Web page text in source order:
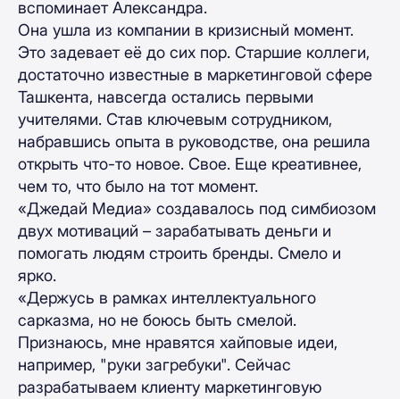
вспоминает Александра.
Она ушла из компании в кризисный момент.
Это задевает её до сих пор. Старшие коллеги,
достаточно известные в маркетинговой сфере
Ташкента, навсегда остались первыми
учителями. Став ключевым сотрудником,
набравшись опыта в руководстве, она решила
открыть что-то новое. Свое. Еще креативнее,
чем то, что было на тот момент.
«Джедай Медиа» создавалось под симбиозом
двух мотиваций – зарабатывать деньги и
помогать людям строить бренды. Смело и
ярко.
«Держусь в рамках интеллектуального
сарказма, но не боюсь быть смелой.
Признаюсь, мне нравятся хайповые идеи,
например, "руки загребуки". Сейчас
разрабатываем клиенту маркетинговую